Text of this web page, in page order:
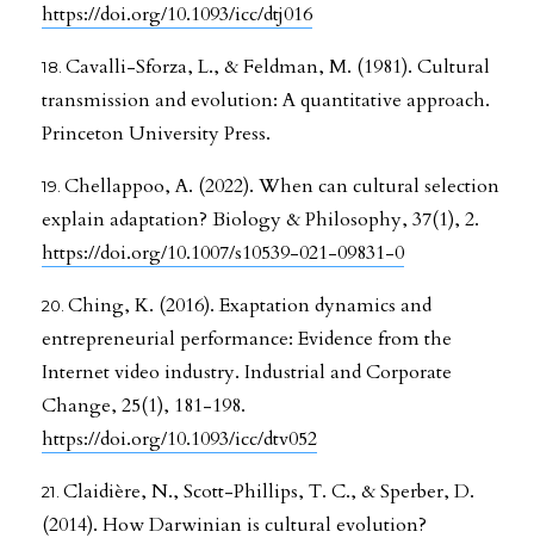
https://doi.org/10.1093/icc/dtj016
Cavalli-Sforza, L., & Feldman, M. (1981). Cultural
transmission and evolution: A quantitative approach.
Princeton University Press.
Chellappoo, A. (2022). When can cultural selection
explain adaptation? Biology & Philosophy, 37(1), 2.
https://doi.org/10.1007/s10539-021-09831-0
Ching, K. (2016). Exaptation dynamics and
entrepreneurial performance: Evidence from the
Internet video industry. Industrial and Corporate
Change, 25(1), 181-198.
https://doi.org/10.1093/icc/dtv052
Claidière, N., Scott-Phillips, T. C., & Sperber, D.
(2014). How Darwinian is cultural evolution?